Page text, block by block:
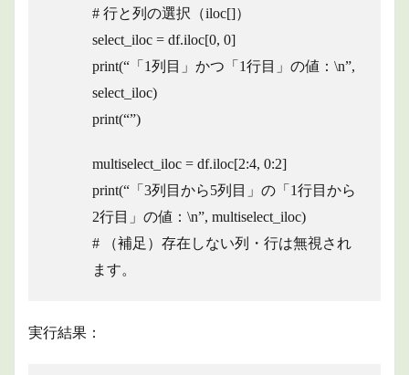
# 行と列の選択（iloc[]）
select_iloc = df.iloc[0, 0]
print(“「1列目」かつ「1行目」の値：\n”,
select_iloc)
print(“”)
multiselect_iloc = df.iloc[2:4, 0:2]
print(“「3列目から5列目」の「1行目から
2行目」の値：\n”, multiselect_iloc)
# （補足）存在しない列・行は無視され
ます。
実行結果：